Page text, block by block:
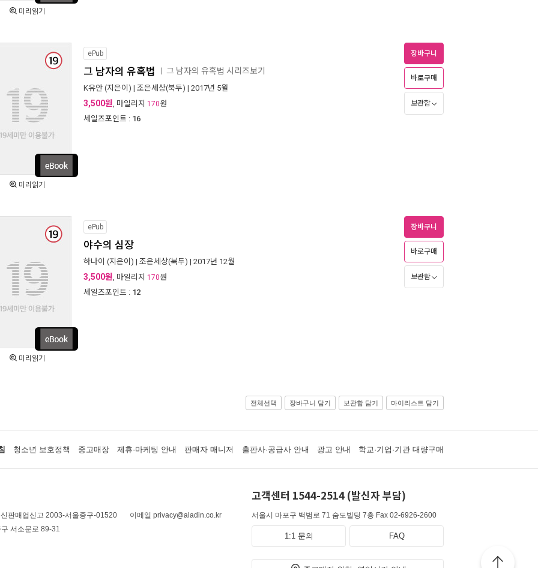
미리읽기
미리읽기
ePub
그 남자의 유혹법 그 남자의 유혹법 시리즈보기
K유안 (지은이) | 조은세상(북두) | 2017년 5월
3,500원, 마일리지 170원
세일즈포인트 : 16
장바구니
바로구매
보관함
미리읽기
ePub
야수의 심장
하나이 (지은이) | 조은세상(북두) | 2017년 12월
3,500원, 마일리지 170원
세일즈포인트 : 12
장바구니
바로구매
보관함
전체선택 장바구니 담기 보관함 담기 마이리스트 담기
청소년 보호정책 중고매장 제휴·마케팅 안내 판매자 매니저 출판사·공급사 안내 광고 안내 학교·기업·기관 대량구매
판매업신고 2003-서울중구-01520
이메일 privacy@aladin.co.kr
서소문로 89-31
고객센터 1544-2514 (발신자 부담)
서울시 마포구 백범로 71 숨도빌딩 7층 Fax 02-6926-2600
1:1 문의 FAQ